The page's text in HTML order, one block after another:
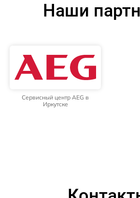
Наши
Сервисный центр AEG в
Иркутске